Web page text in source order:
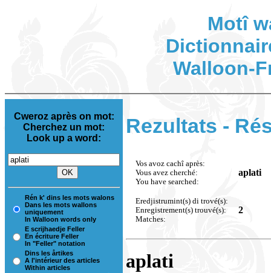
Motî
Walloon-
Cweroz après on mot:
Cherchez un mot:
Look up a word:
Rén k' dins les mots walons
Dans les mots wallons
uniquement
In Walloon words only
E scrijhaedje Feller
En écriture Feller
In "Feller" notation
Dins les årtikes
A l'intérieur des articles
Within articles
Rezultats -
Vos avoz cachî après:
Vous avez cherché:
You have searched:
aplati
Eredjistrumint(s) di trové(s):
Enregistrement(s) trouvé(s):
Matches:
2
aplati